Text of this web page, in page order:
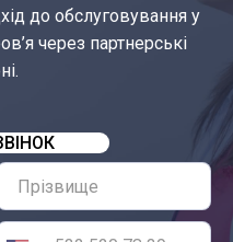
до обслуговування у
через партнерські